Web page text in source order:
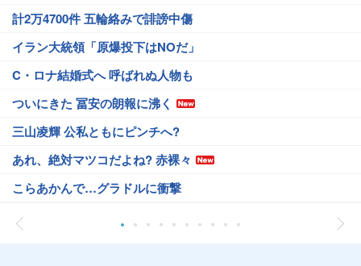
計2万4700件 五輪絡みで誹謗中傷
イラン大統領「原爆投下はNOだ」
C・ロナ結婚式へ 呼ばれぬ人物も
ついにきた 冨安の朗報に沸く
三山凌輝 公私ともにピンチへ?
あれ、絶対マツコだよね? 赤裸々
こらあかんで…グラドルに衝撃